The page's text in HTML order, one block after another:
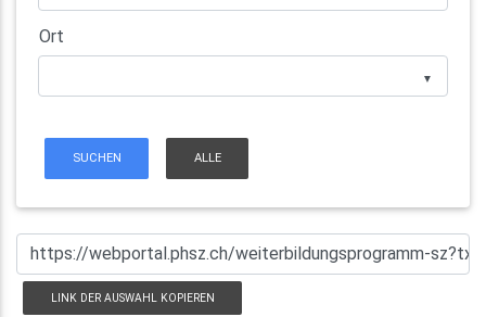
▼
Ort
SUCHEN ALLE
LINK DER AUSWAHL KOPIEREN